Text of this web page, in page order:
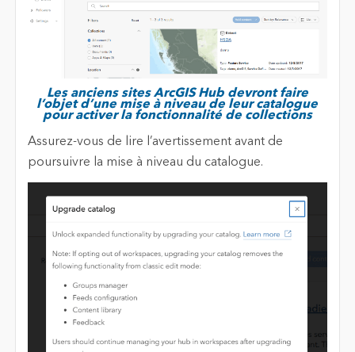
Les anciens sites ArcGIS Hub devront faire
l’objet d’une mise à niveau de leur catalogue
pour activer la fonctionnalité de collections
Assurez-vous de lire l’avertissement avant de
poursuivre la mise à niveau du catalogue.